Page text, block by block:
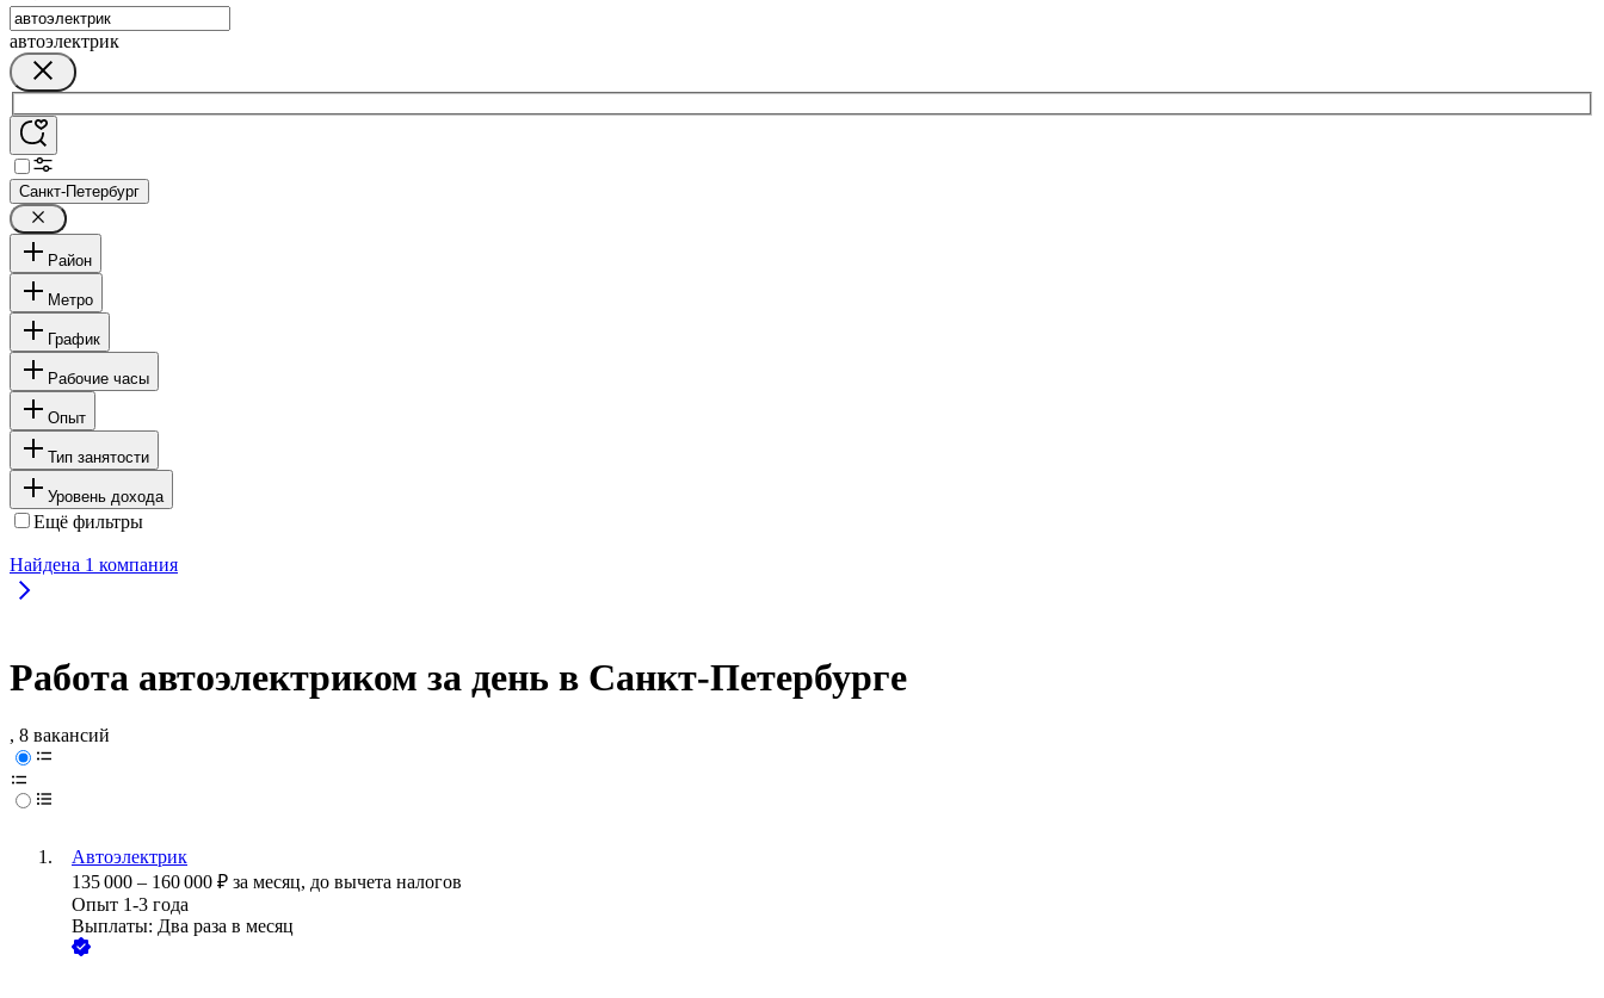
автоэлектрик
Санкт-Петербург
Район
Метро
График
Рабочие часы
Опыт
Тип занятости
Уровень дохода
Ещё фильтры
Найдена 1 компания
Работа автоэлектриком за день в Санкт-Петербурге
, 8 вакансий
Автоэлектрик
135 000 – 160 000 ₽ за месяц, до вычета налогов
Опыт 1-3 года
Выплаты: Два раза в месяц